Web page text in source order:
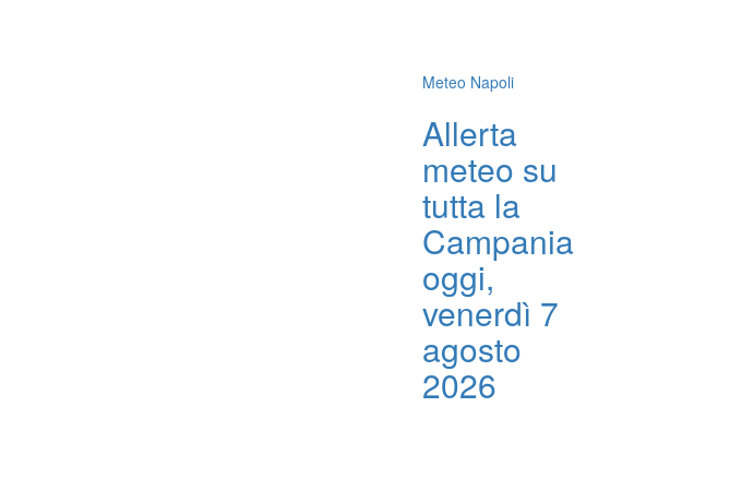
Meteo Napoli
Allerta
meteo su
tutta la
Campania
oggi,
venerdì 7
agosto
2026